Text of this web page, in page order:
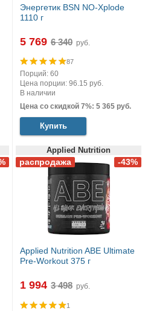
Энергетик BSN NO-Xplode
1110 г
5 769 руб.
87
Порций: 60
Цена порции: 96.15 руб.
В наличии
Цена со скидкой 7%: 5 365 руб.
Купить
Applied Nutrition
Applied Nutrition ABE Ultimate
Pre-Workout 375 г
1 994 руб.
1